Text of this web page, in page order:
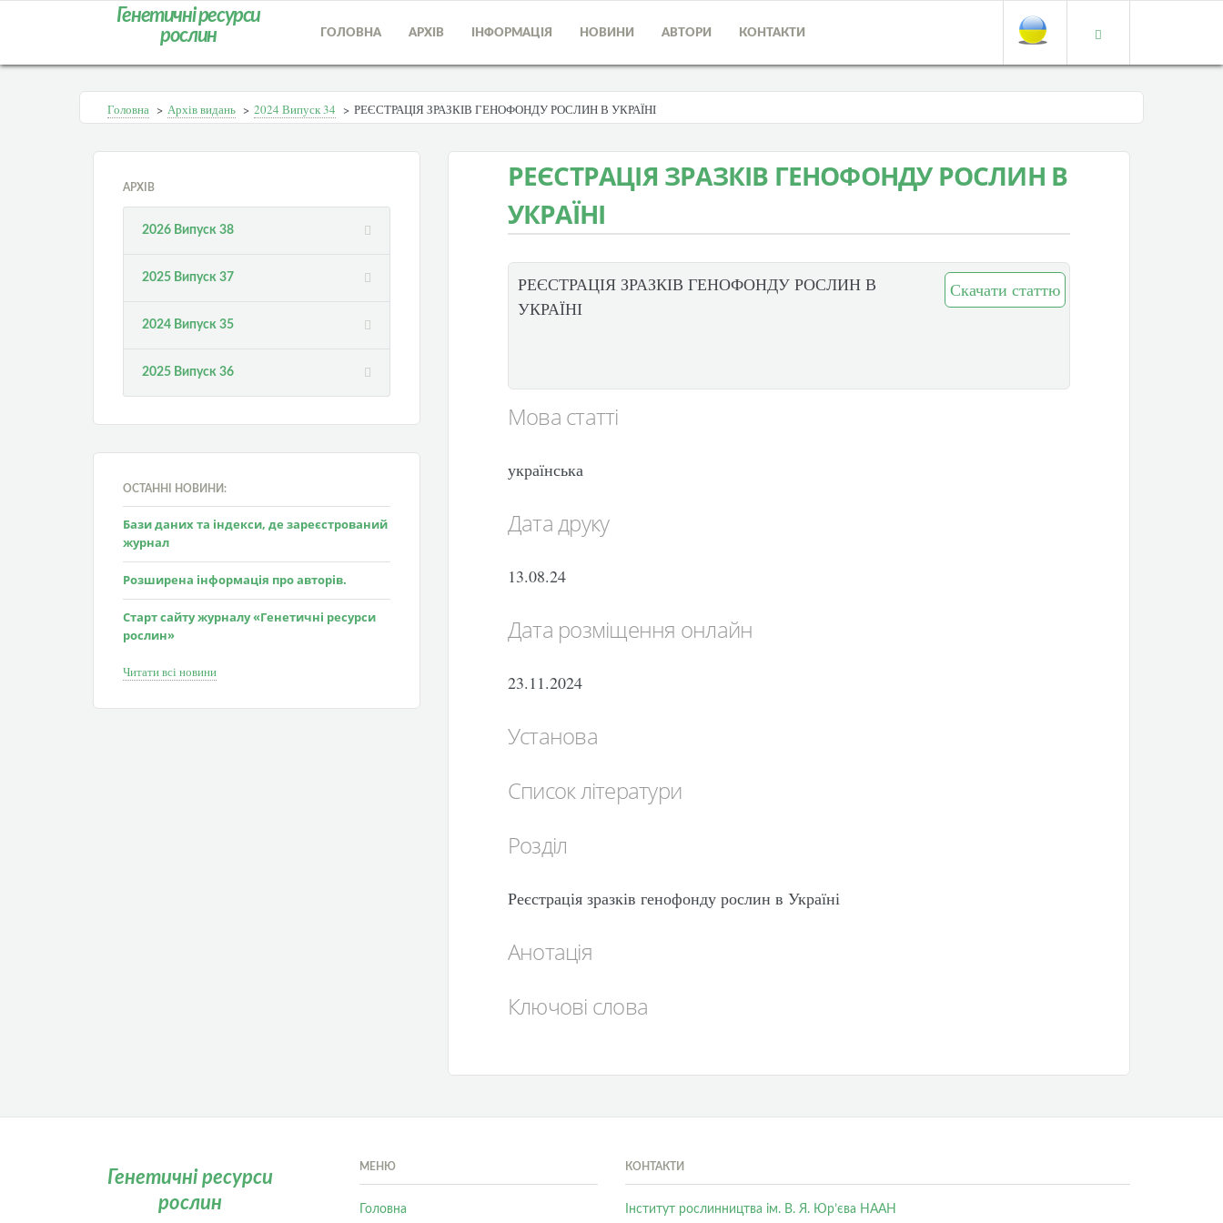
Генетичні ресурси
рослин
ГОЛОВНА АРХІВ ІНФОРМАЦІЯ НОВИНИ АВТОРИ КОНТАКТИ
Головна > Архів видань > 2024 Випуск 34 > РЕЄСТРАЦІЯ ЗРАЗКІВ ГЕНОФОНДУ РОСЛИН В УКРАЇНІ
АРХІВ
2026 Випуск 38
2025 Випуск 37
2024 Випуск 35
2025 Випуск 36
ОСТАННІ НОВИНИ:
Бази даних та індекси, де зареєстрований
журнал
Розширена інформація про авторів.
Старт сайту журналу «Генетичні ресурси
рослин»
Читати всі новини
РЕЄСТРАЦІЯ ЗРАЗКІВ ГЕНОФОНДУ РОСЛИН В
УКРАЇНІ
Скачати статтю
РЕЄСТРАЦІЯ ЗРАЗКІВ ГЕНОФОНДУ РОСЛИН В
УКРАЇНІ
Мова статті
українська
Дата друку
13.08.24
Дата розміщення онлайн
23.11.2024
Установа
Список літератури
Розділ
Реєстрація зразків генофонду рослин в Україні
Анотація
Ключові слова
Генетичні ресурси
рослин
МЕНЮ
Головна
КОНТАКТИ
Інститут рослинництва ім. В. Я. Юр’єва НААН